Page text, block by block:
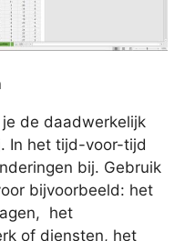
de daadwerkelijk
In het tijd-voor-tijd
bij. Gebruik
bijvoorbeeld: het
het
of diensten, het